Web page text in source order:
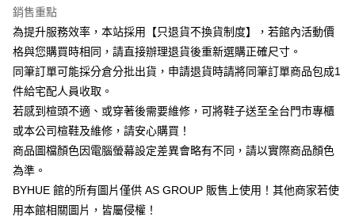
台新國際商業銀行
台灣樂天信用卡公司
元大商業銀行
玉山商業銀行
星展（台灣）商業銀行
台灣樂天信用卡公司
聯邦商業銀行
元大商業銀行
永豐商業銀行
玉山商業銀行
星展（台灣）商業銀行
台新國際商業銀行
中國信託商業銀行
台灣樂天信用卡公司
悠遊付
Google Pay
ATM付款
運送方式
宅配
每筆NT$80，滿NT$1,000(含以上)免運費
每筆NT$280
銷售重點
為提升服務效率，本站採用【只退貨不換貨制度】，若館內活動價
格與您購買時相同，請直接辦理退貨後重新選購正確尺寸。
同筆訂單可能採分倉分批出貨，申請退貨時請將同筆訂單商品包成1
件給宅配人員收取。
若感到楦頭不適、或穿著後需要維修，可將鞋子送至全台門市專櫃
或本公司楦鞋及維修，請安心購買！
商品圖檔顏色因電腦螢幕設定差異會略有不同，請以實際商品顏色
為準。
BYHUE 館的所有圖片僅供 AS GROUP 販售上使用！其他商家若使
用本館相關圖片，皆屬侵權！